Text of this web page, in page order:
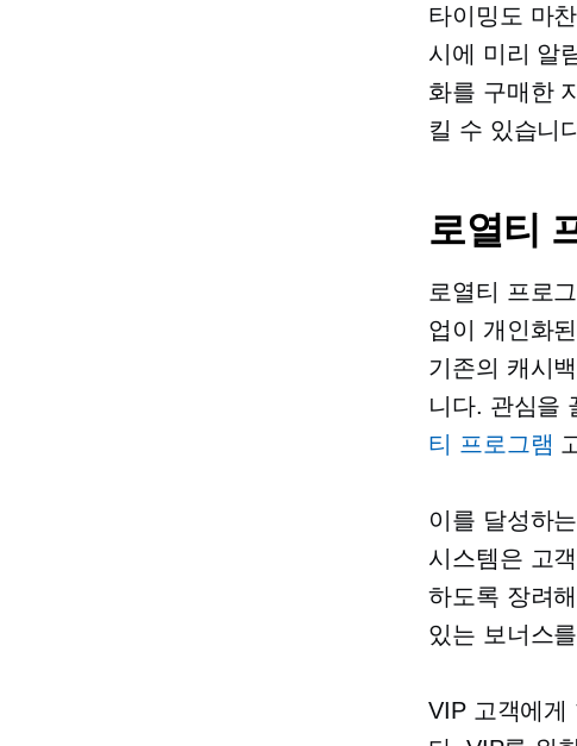
타이밍도 마
시에 미리 알
화를 구매한
킬 수 있습니
로열티
로열티 프로
업이 개인화
기존의 캐시
니다. 관심을
티 프로그램
이를 달성하
시스템은 고
하도록 장려
있는 보너스
VIP 고객에게